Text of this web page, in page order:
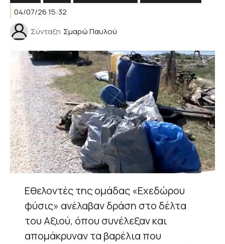
04/07/26 15:32
Σύνταξη Σμαρώ Παυλού
Εθελοντές της ομάδας «Εχεδώρου
φύσις» ανέλαβαν δράση στο δέλτα
του Αξιού, όπου συνέλεξαν και
απομάκρυναν τα βαρέλια που